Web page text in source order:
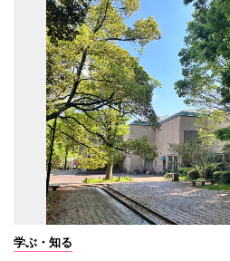
学ぶ・知る